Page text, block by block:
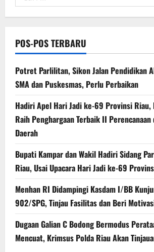
untuk:
POS-POS TERBARU
Potret Parlilitan, Sikon Jalan Pendidikan
SMA dan Puskesmas, Perlu Perbaikan
Hadiri Apel Hari Jadi ke-69 Provinsi Riau,
Raih Penghargaan Terbaik II Perencanaan
Daerah
Bupati Kampar dan Wakil Hadiri Sidang
Riau, Usai Upacara Hari Jadi ke-69
Menhan RI Didampingi Kasdam I/BB
902/SPG, Tinjau Fasilitas dan Beri
Dugaan Galian C Bodong Bermodus
Mencuat, Krimsus Polda Riau Akan